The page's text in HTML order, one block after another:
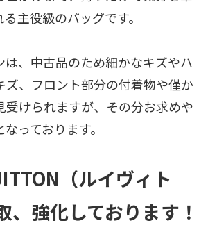
主役級のバッグです。
は、中古品のため細かなキズやハ
ズ、フロント部分の付着物や僅か
受けられますが、その分お求めや
っております。
（ルイヴィト
、強化しております！